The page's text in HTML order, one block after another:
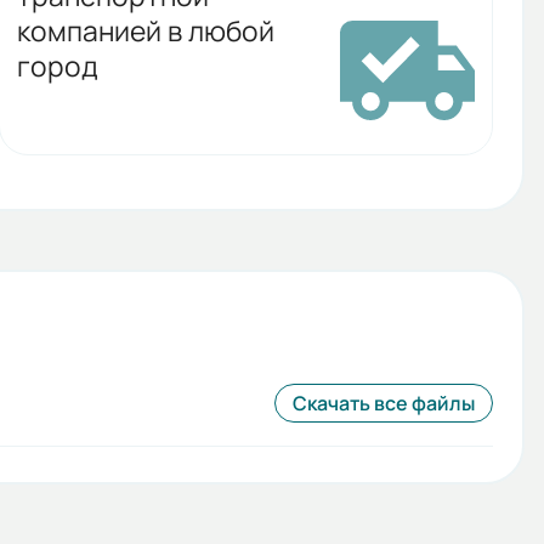
компанией в любой
город
Скачать все файлы